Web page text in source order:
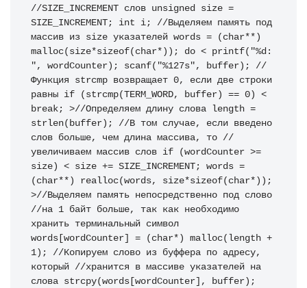
//SIZE_INCREMENT слов unsigned size =
SIZE_INCREMENT; int i; //Выделяем память под
массив из size указателей words = (char**)
malloc(size*sizeof(char*)); do < printf("%d:
", wordCounter); scanf("%127s", buffer); //
Функция strcmp возвращает 0, если две строки
равны if (strcmp(TERM_WORD, buffer) == 0) <
break; >//Определяем длину слова length =
strlen(buffer); //В том случае, если введено
слов больше, чем длина массива, то //
увеличиваем массив слов if (wordCounter >=
size) < size += SIZE_INCREMENT; words =
(char**) realloc(words, size*sizeof(char*));
>//Выделяем память непосредственно под слово
//на 1 байт больше, так как необходимо
хранить терминальный символ
words[wordCounter] = (char*) malloc(length +
1); //Копируем слово из буффера по адресу,
который //хранится в массиве указателей на
слова strcpy(words[wordCounter], buffer);